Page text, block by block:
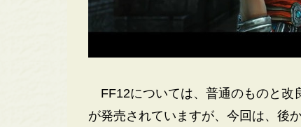
FF12については、普通のものと改
が発売されていますが、今回は、後